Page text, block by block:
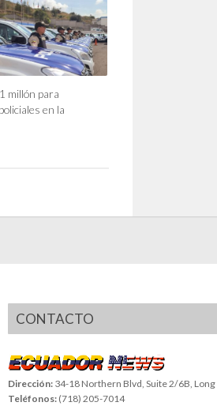
millón para
en la
CONTACTO
Dirección: 34-18 Northern Blvd, Suite 2/6B,
Teléfonos: (718) 205-7014